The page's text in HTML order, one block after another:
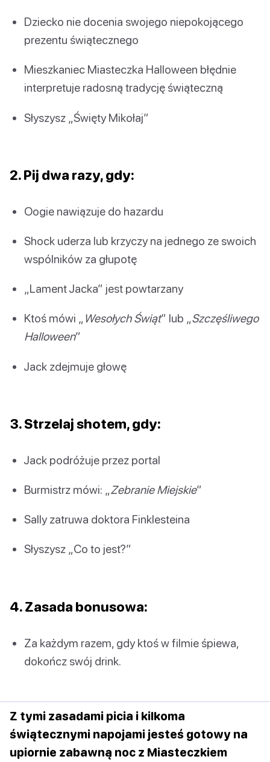
Dziecko nie docenia swojego niepokojącego
prezentu świątecznego
Mieszkaniec Miasteczka Halloween błędnie
interpretuje radosną tradycję świąteczną
Słyszysz „Święty Mikołaj”
2. Pij dwa razy, gdy:
Oogie nawiązuje do hazardu
Shock uderza lub krzyczy na jednego ze swoich
wspólników za głupotę
„Lament Jacka” jest powtarzany
Ktoś mówi „ Wesołych Świąt” lub „Szczęśliwego
Halloween”
Jack zdejmuje głowę
3. Strzelaj shotem, gdy:
Jack podróżuje przez portal
Burmistrz mówi: „Zebranie Miejskie”
Sally zatruwa doktora Finklesteina
Słyszysz „Co to jest?”
4. Zasada bonusowa:
Za każdym razem, gdy ktoś w filmie śpiewa,
dokończ swój drink.
Z tymi zasadami picia i kilkoma
świątecznymi napojami jesteś gotowy na
upiornie zabawną noc z Miasteczkiem